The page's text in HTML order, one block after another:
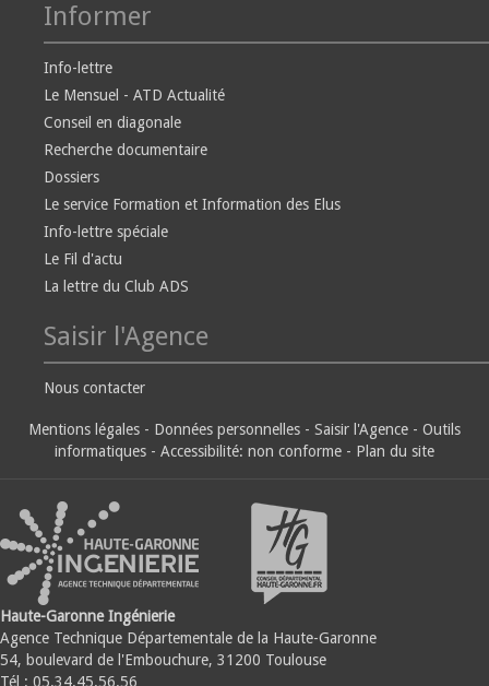
Informer
Info-lettre
Le Mensuel - ATD Actualité
Conseil en diagonale
Recherche documentaire
Dossiers
Le service Formation et Information des Elus
Info-lettre spéciale
Le Fil d'actu
La lettre du Club ADS
Saisir l'Agence
Nous contacter
Mentions légales - Données personnelles - Saisir l'Agence - Outils
informatiques - Accessibilité: non conforme - Plan du site
Haute-Garonne Ingénierie
Agence Technique Départementale de la Haute-Garonne
54, boulevard de l'Embouchure, 31200 Toulouse
Tél : 05.34.45.56.56